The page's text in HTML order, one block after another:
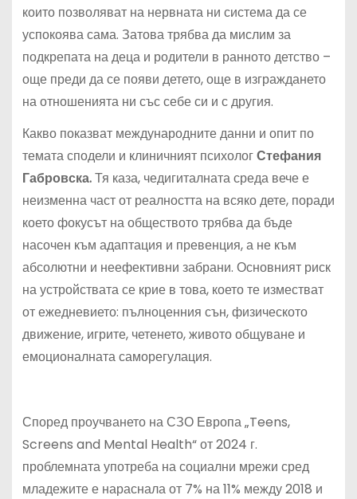
които позволяват на нервната ни система да се
успокоява сама. Затова трябва да мислим за
подкрепата на деца и родители в ранното детство –
още преди да се появи детето, още в изграждането
на отношенията ни със себе си и с другия.
Какво показват международните данни и опит по
темата сподели и клиничният психологСтефания
Габровска.Тя каза, чедигиталната среда вече е
неизменна част от реалността на всяко дете, поради
което фокусът на обществото трябва да бъде
насочен към адаптация и превенция, а не към
абсолютни и неефективни забрани. Основният риск
на устройствата се крие в това, което те изместват
от ежедневието: пълноценния сън, физическото
движение, игрите, четенето, живото общуване и
емоционалната саморегулация.
Според проучването на СЗО Европа „Teens,
Screens and Mental Health“ от 2024 г.
проблемната употреба на социални мрежи сред
младежите е нараснала от 7% на 11% между 2018 и